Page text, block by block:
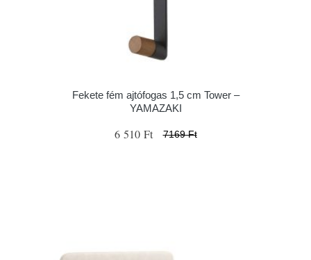
Fekete fém ajtófogas 1,5 cm Tower –
YAMAZAKI
6 510 Ft 7169 Ft